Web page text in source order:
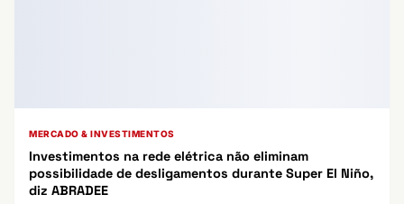
MERCADO & INVESTIMENTOS
Investimentos na rede elétrica não eliminam
possibilidade de desligamentos durante Super El Niño,
diz ABRADEE